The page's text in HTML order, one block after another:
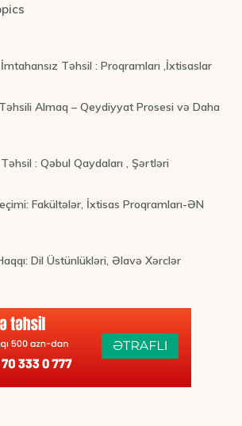
Təhsil : Proqramları ,İxtisaslar
Almaq – Qeydiyyat Prosesi və Daha
: Qəbul Qaydaları , Şərtləri
Fakültələr, İxtisas Proqramları-ƏN
Dil Üstünlükləri, Əlavə Xərclər